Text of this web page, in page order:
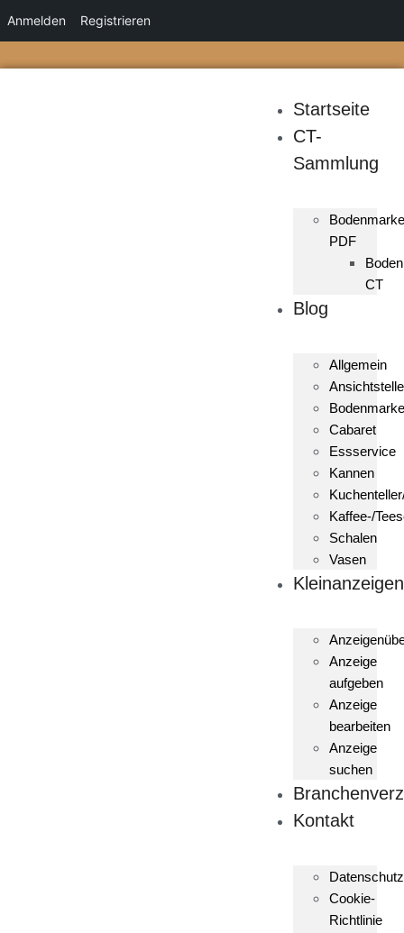
Anmelden Registrieren
Startseite
CT-
Sammlung
PDF
CT
Blog
Allgemein
Cabaret
Essservice
Kannen
Kaffee-/
Schalen
Vasen
Kleinanzeigen
Anzeige
aufgeben
Anzeige
bearbeiten
Anzeige
suchen
Kontakt
Cookie-
Richtlinie